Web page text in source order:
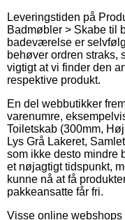
Leveringstiden på
Badmøbler > Skabe til
badeværelse er
behøver ordren straks,
vigtigt at vi finder den
respektive produkt.
En del webbutikker
varenumre,
Toiletskab (300mm,
Lys Grå Lakeret,
som ikke desto mindre
et nøjagtigt tidspunkt,
kunne nå at få
pakkeansatte får fri.
Visse online